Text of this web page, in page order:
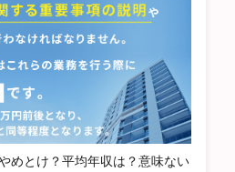
めとけ？平均年収は？意味ない